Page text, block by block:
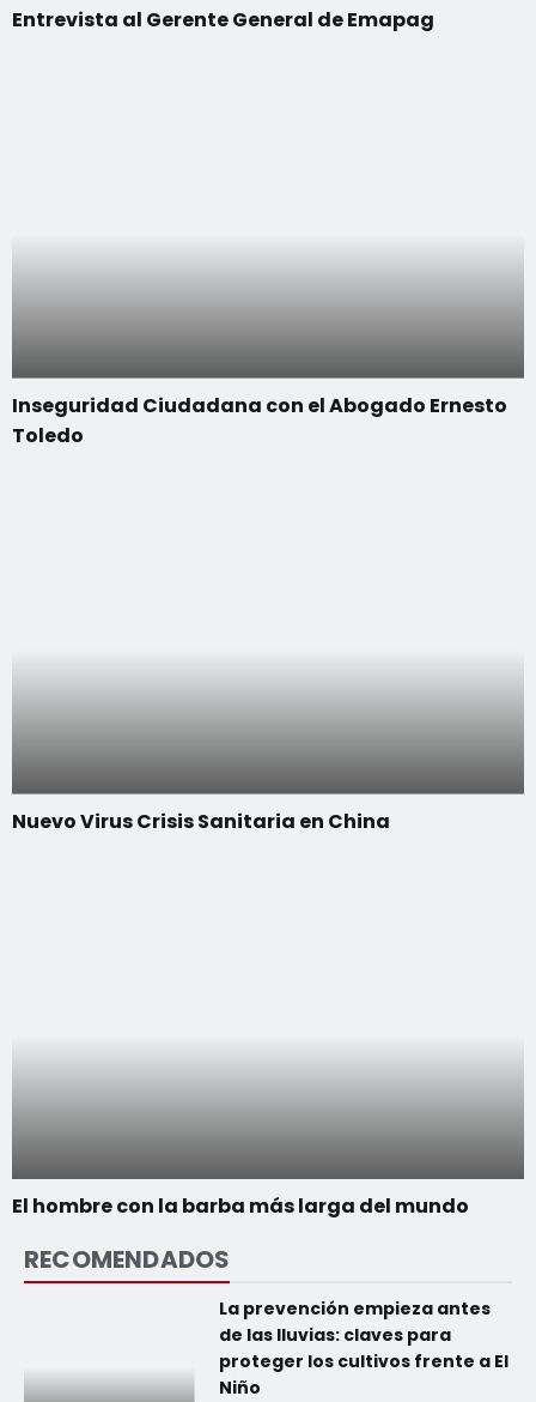
Entrevista al Gerente General de Emapag
Inseguridad Ciudadana con el Abogado Ernesto
Toledo
Nuevo Virus Crisis Sanitaria en China
El hombre con la barba más larga del mundo
RECOMENDADOS
La prevención empieza antes
de las lluvias: claves para
proteger los cultivos frente a El
Niño